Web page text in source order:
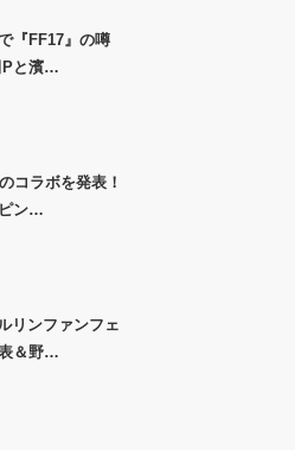
『FF17』の噂
Pと濱…
コラボを発表！
ン…
リンファンフェ
＆野…